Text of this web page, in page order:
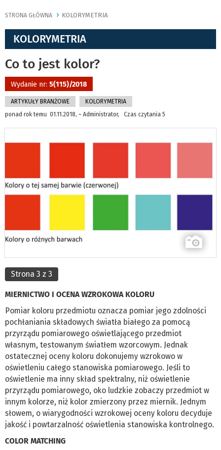
STRONA GŁÓWNA KOLORYMETRIA
KOLORYMETRIA
Co to jest kolor?
Wydanie nr: 5(115)/2018
ARTYKUŁY BRANŻOWE
KOLORYMETRIA
ponad rok temu 01.11.2018, ~ Administrator, Czas czytania 5
Strona 3 z 3
MIERNICTWO I OCENA WZROKOWA KOLORU
Pomiar koloru przedmiotu oznacza pomiar jego zdolności
pochłaniania składowych światła białego za pomocą
przyrządu pomiarowego oświetlającego przedmiot
własnym, testowanym światłem wzorcowym. Jednak
ostatecznej oceny koloru dokonujemy wzrokowo w
oświetleniu całego stanowiska pomiarowego. Jeśli to
oświetlenie ma inny skład spektralny, niż oświetlenie
przyrządu pomiarowego, oko ludzkie zobaczy przedmiot w
innym kolorze, niż kolor zmierzony przez miernik. Jednym
słowem, o wiarygodności wzrokowej oceny koloru decyduje
jakość i powtarzalność oświetlenia stanowiska kontrolnego.
COLOR MATCHING